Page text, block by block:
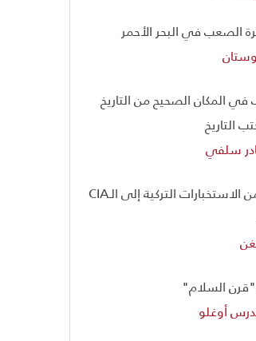
الصعب في البحر الأحمر
المكان الصحيح من التاريخ
التاريخ
سلفي
رسالة من الاستخبارات التركية إلى الـCIA
"قرن السلام"
أوغلو